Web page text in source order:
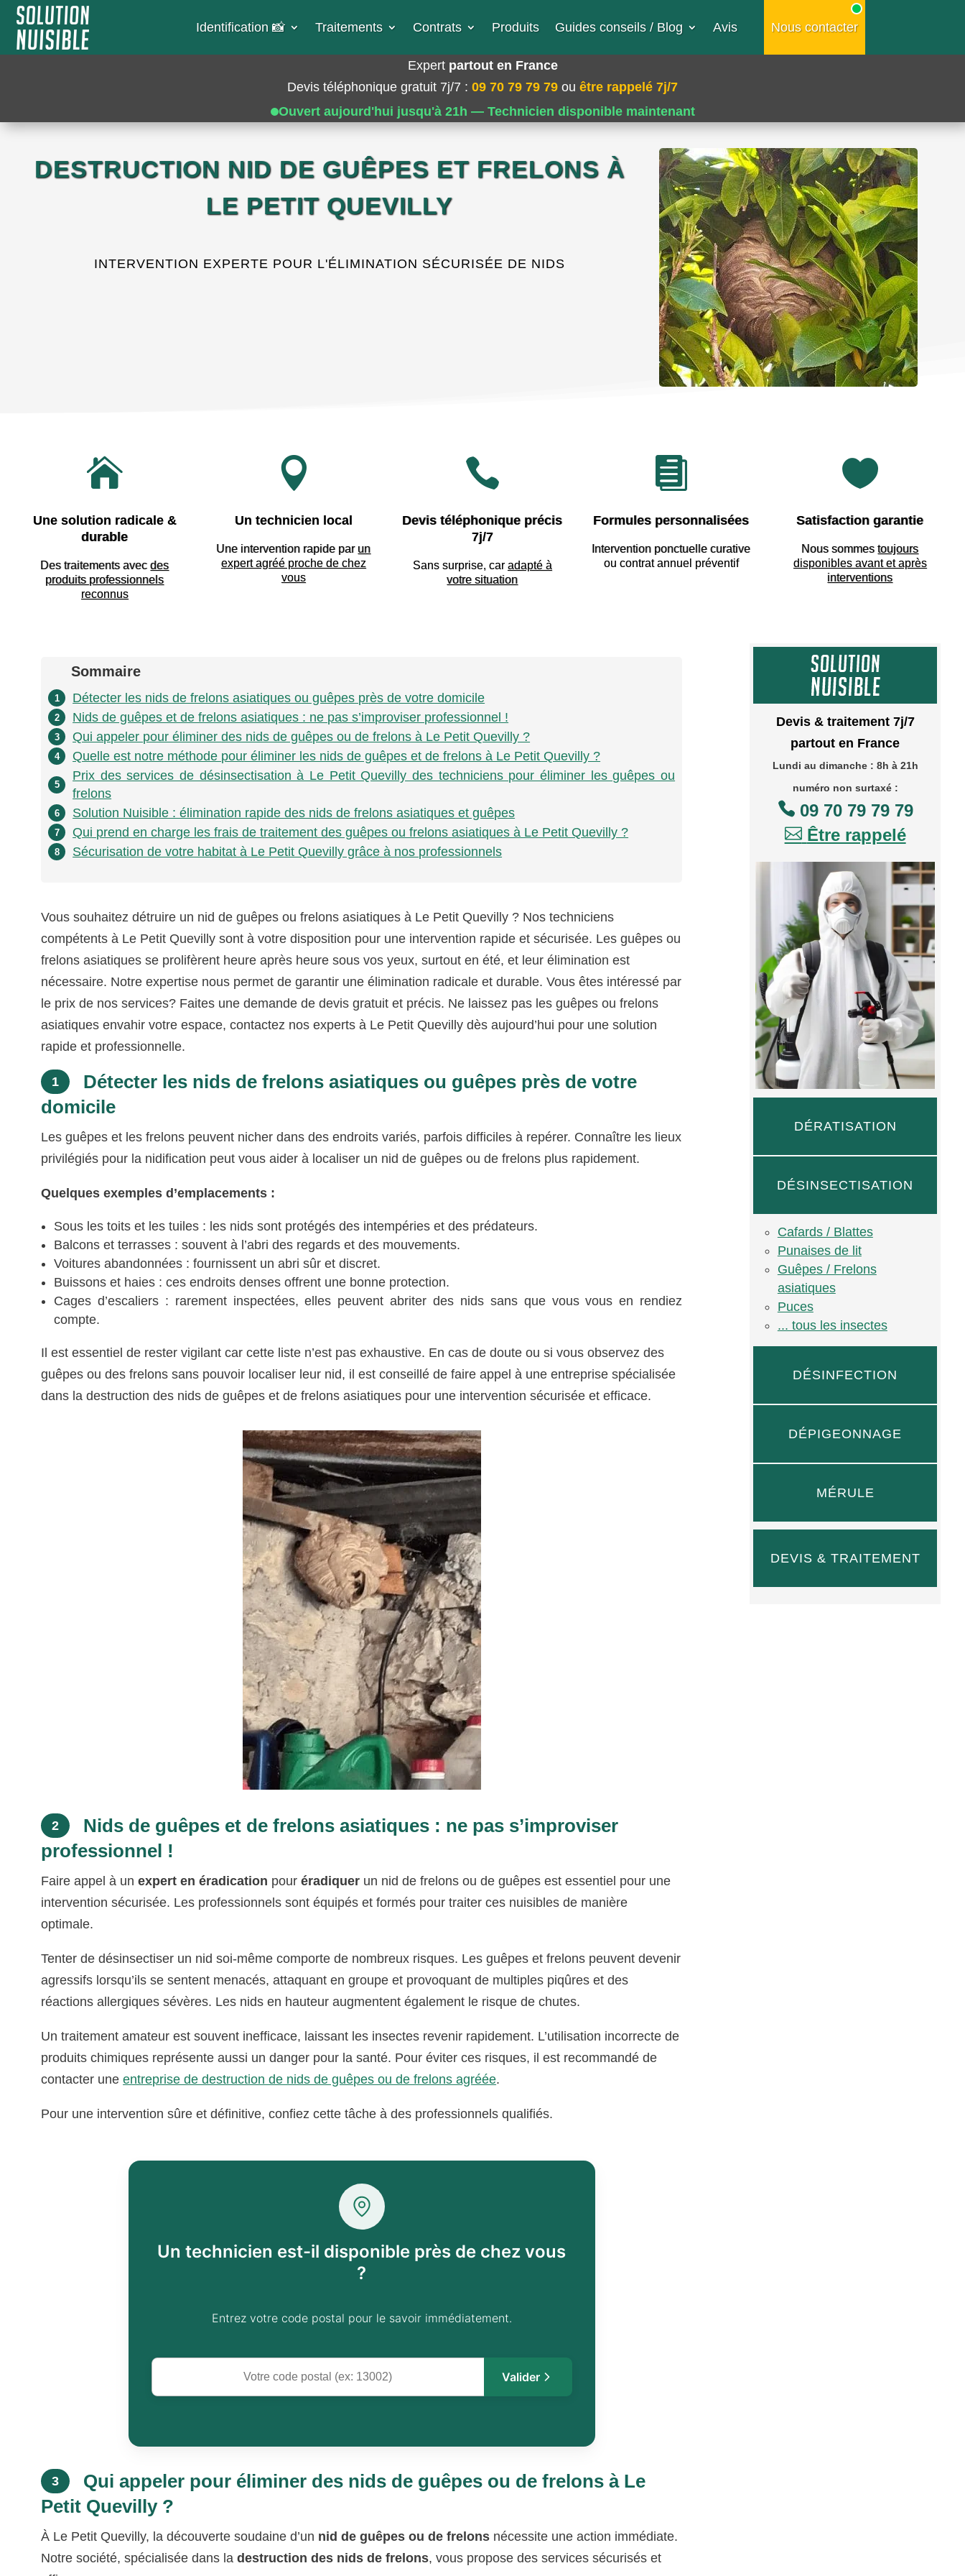
Identification 📸​ Traitements Contrats Produits Guides conseils / Blog Avis Nous contacter
Expert partout en France
Devis téléphonique gratuit 7j/7 : 09 70 79 79 79 ou être rappelé 7j/7
Ouvert aujourd'hui jusqu'à 21h — Technicien disponible maintenant
DESTRUCTION NID DE GUÊPES ET FRELONS À
LE PETIT QUEVILLY
INTERVENTION EXPERTE POUR L'ÉLIMINATION SÉCURISÉE DE NIDS

Une solution radicale &
durable
Des traitements avecdes
produits professionnels
reconnus

Un technicien local
Une intervention rapide par un
expert agréé proche de chez
vous

Devis téléphonique précis
7j/7
Sans surprise, car adapté à
votre situation

Formules personnalisées
Intervention ponctuelle curative
ou contrat annuel préventif

Satisfaction garantie
Nous sommestoujours
disponibles avant et après
interventions
Sommaire
1 Détecter les nids de frelons asiatiques ou guêpes près de votre domicile
2 Nids de guêpes et de frelons asiatiques : ne pas s’improviser professionnel !
3 Qui appeler pour éliminer des nids de guêpes ou de frelons à Le Petit Quevilly ?
4 Quelle est notre méthode pour éliminer les nids de guêpes et de frelons à Le Petit Quevilly ?
5
Prix des services de désinsectisation à Le Petit Quevilly des techniciens pour éliminer les guêpes ou
frelons
6 Solution Nuisible : élimination rapide des nids de frelons asiatiques et guêpes
7 Qui prend en charge les frais de traitement des guêpes ou frelons asiatiques à Le Petit Quevilly ?
8 Sécurisation de votre habitat à Le Petit Quevilly grâce à nos professionnels
Vous souhaitez détruire un nid de guêpes ou frelons asiatiques à Le Petit Quevilly ? Nos techniciens
compétents à Le Petit Quevilly sont à votre disposition pour une intervention rapide et sécurisée. Les guêpes ou
frelons asiatiques se prolifèrent heure après heure sous vos yeux, surtout en été, et leur élimination est
nécessaire. Notre expertise nous permet de garantir une élimination radicale et durable. Vous êtes intéressé par
le prix de nos services? Faites une demande de devis gratuit et précis. Ne laissez pas les guêpes ou frelons
asiatiques envahir votre espace, contactez nos experts à Le Petit Quevilly dès aujourd’hui pour une solution
rapide et professionnelle.
1
Détecter les nids de frelons asiatiques ou guêpes près de votre
domicile
Les guêpes et les frelons peuvent nicher dans des endroits variés, parfois difficiles à repérer. Connaître les lieux
privilégiés pour la nidification peut vous aider à localiser un nid de guêpes ou de frelons plus rapidement.
Quelques exemples d’emplacements :
Sous les toits et les tuiles : les nids sont protégés des intempéries et des prédateurs.
Balcons et terrasses : souvent à l’abri des regards et des mouvements.
Voitures abandonnées : fournissent un abri sûr et discret.
Buissons et haies : ces endroits denses offrent une bonne protection.
Cages d’escaliers : rarement inspectées, elles peuvent abriter des nids sans que vous vous en rendiez
compte.
Il est essentiel de rester vigilant car cette liste n’est pas exhaustive. En cas de doute ou si vous observez des
guêpes ou des frelons sans pouvoir localiser leur nid, il est conseillé de faire appel à une entreprise spécialisée
dans la destruction des nids de guêpes et de frelons asiatiques pour une intervention sécurisée et efficace.
2
Nids de guêpes et de frelons asiatiques : ne pas s’improviser
professionnel !
Faire appel à unexpert en éradication pouréradiquer un nid de frelons ou de guêpes est essentiel pour une
intervention sécurisée. Les professionnels sont équipés et formés pour traiter ces nuisibles de manière
optimale.
Tenter de désinsectiser un nid soi-même comporte de nombreux risques. Les guêpes et frelons peuvent devenir
agressifs lorsqu’ils se sentent menacés, attaquant en groupe et provoquant de multiples piqûres et des
réactions allergiques sévères. Les nids en hauteur augmentent également le risque de chutes.
Un traitement amateur est souvent inefficace, laissant les insectes revenir rapidement. L’utilisation incorrecte de
produits chimiques représente aussi un danger pour la santé. Pour éviter ces risques, il est recommandé de
contacter uneentreprise de destruction de nids de guêpes ou de frelons agréée.
Pour une intervention sûre et définitive, confiez cette tâche à des professionnels qualifiés.
Un technicien est-il disponible près de chez vous
?
Entrez votre code postal pour le savoir immédiatement.
Valider
3
Qui appeler pour éliminer des nids de guêpes ou de frelons à Le
Petit Quevilly ?
À Le Petit Quevilly, la découverte soudaine d’un nid de guêpes ou de frelons nécessite une action immédiate.
Notre société, spécialisée dans ladestruction des nids de frelons, vous propose des services sécurisés et
Devis & traitement 7j/7
partout en France
Lundi au dimanche : 8h à 21h
numéro non surtaxé :
09 70 79 79 79
 Être rappelé
DÉRATISATION
DÉSINSECTISATION
Cafards / Blattes
Punaises de lit
Guêpes / Frelons
asiatiques
Puces
... tous les insectes
DÉSINFECTION
DÉPIGEONNAGE
MÉRULE
DEVIS & TRAITEMENT